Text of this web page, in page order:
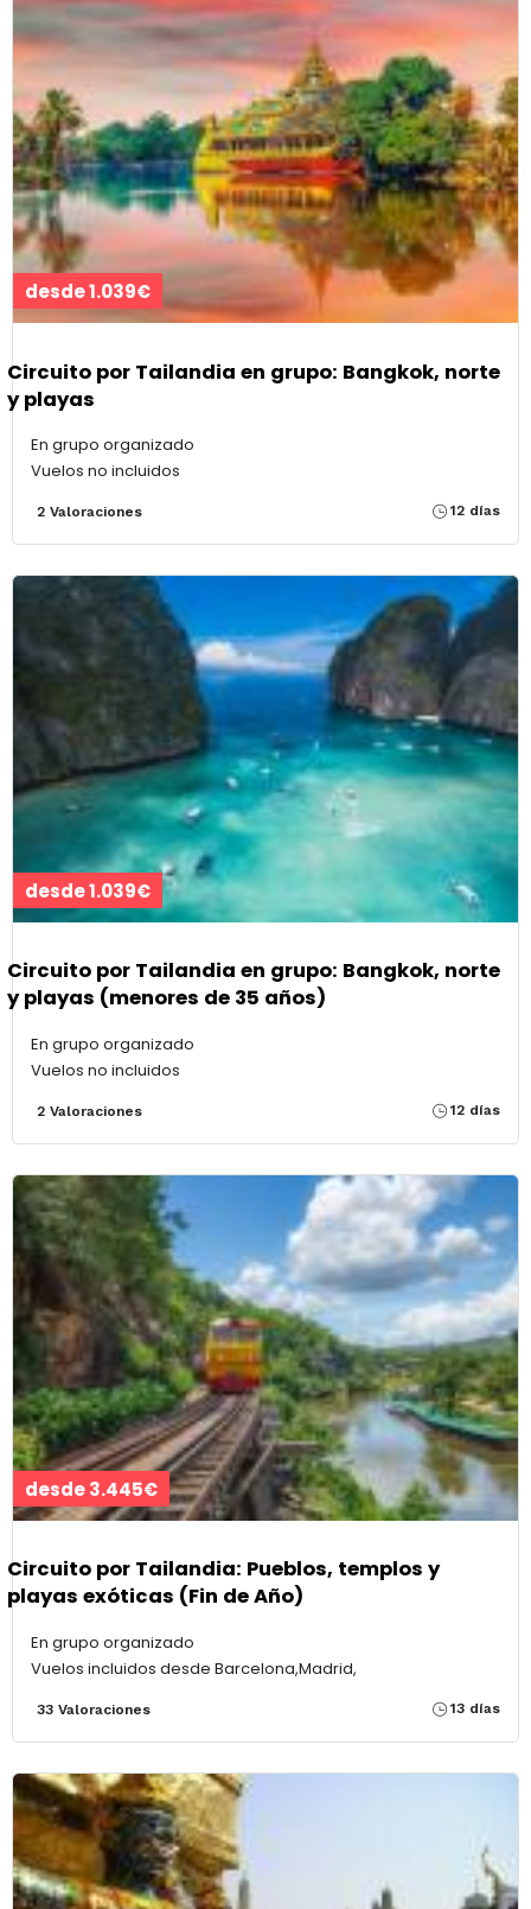
desde 1.039€
Circuito por Tailandia en grupo: Bangkok, norte
y playas
En grupo organizado
Vuelos no incluidos
2 Valoraciones 12 días
desde 1.039€
Circuito por Tailandia en grupo: Bangkok, norte
y playas (menores de 35 años)
En grupo organizado
Vuelos no incluidos
2 Valoraciones 12 días
desde 3.445€
Circuito por Tailandia: Pueblos, templos y
playas exóticas (Fin de Año)
En grupo organizado
Vuelos incluidos desde Barcelona,Madrid,
33 Valoraciones 13 días